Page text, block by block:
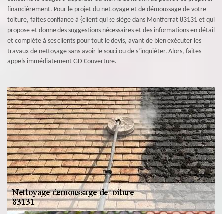
financièrement. Pour le projet du nettoyage et de démoussage de votre
toiture, faites confiance à {client qui se siège dans Montferrat 83131 et qui
propose et donne des suggestions nécessaires et des informations en détail
et complète à ses clients pour tout le devis, avant de bien exécuter les
travaux de nettoyage sans avoir le souci ou de s’inquiéter. Alors, faites
appels immédiatement GD Couverture.